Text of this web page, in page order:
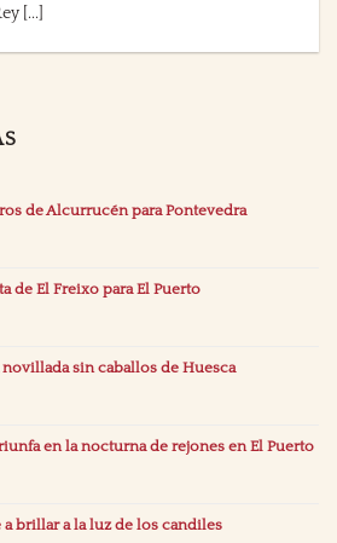
[...]
de Alcurrucén para Pontevedra
de El Freixo para El Puerto
novillada sin caballos de Huesca
en la nocturna de rejones en El Puerto
brillar a la luz de los candiles